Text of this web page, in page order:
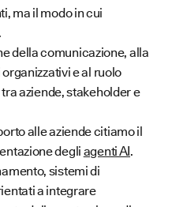
ma il modo in cui
della comunicazione, alla
e al ruolo
aziende, stakeholder e
alle aziende citiamo il
degli agenti AI.
sistemi di
a integrare